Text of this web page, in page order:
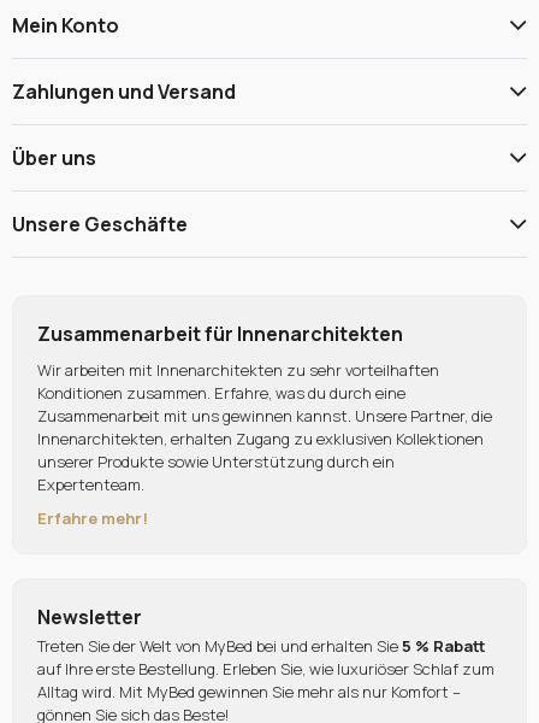
Mein Konto
Zahlungen und Versand
Über uns
Unsere Geschäfte
Zusammenarbeit für Innenarchitekten
Wir arbeiten mit Innenarchitekten zu sehr vorteilhaften
Konditionen zusammen. Erfahre, was du durch eine
Zusammenarbeit mit uns gewinnen kannst. Unsere Partner, die
Innenarchitekten, erhalten Zugang zu exklusiven Kollektionen
unserer Produkte sowie Unterstützung durch ein
Expertenteam.
Erfahre mehr!
Newsletter
Treten Sie der Welt von MyBed bei und erhalten Sie5 % Rabatt
auf Ihre erste Bestellung. Erleben Sie, wie luxuriöser Schlaf zum
Alltag wird. Mit MyBed gewinnen Sie mehr als nur Komfort –
gönnen Sie sich das Beste!